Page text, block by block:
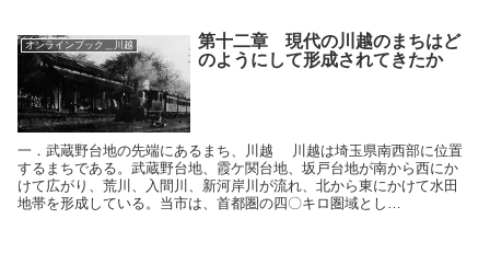
オンラインブック＿川越
第十二章 現代の川越のまちはど
のようにして形成されてきたか
一．武蔵野台地の先端にあるまち、川越 川越は埼玉県南西部に位置
するまちである。武蔵野台地、霞ケ関台地、坂戸台地が南から西にか
けて広がり、荒川、入間川、新河岸川が流れ、北から東にかけて水田
地帯を形成している。当市は、首都圏の四〇キロ圏域とし…